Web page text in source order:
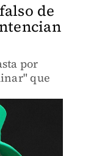
de
por
que